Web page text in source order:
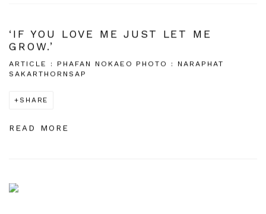
‘IF YOU LOVE ME JUST LET ME
GROW.’
ARTICLE : PHAFAN NOKAEO PHOTO : NARAPHAT
SAKARTHORNSAP
SHARE
READ MORE